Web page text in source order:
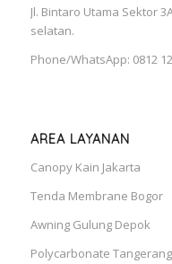
Jl. Bintaro Utama Sektor
selatan.
Phone/WhatsApp: 0812
AREA LAYANAN
Canopy Kain Jakarta
Tenda Membrane Bogor
Awning Gulung Depok
Polycarbonate Tangerang